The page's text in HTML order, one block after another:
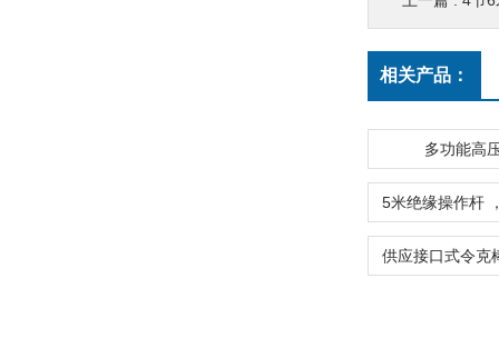
相关产品：
多功能高